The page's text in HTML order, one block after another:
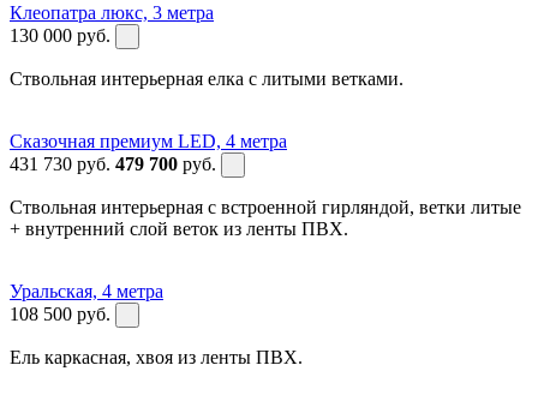
Клеопатра люкс, 3 метра
130 000 руб.
Ствольная интерьерная елка с литыми ветками.
Сказочная премиум LED, 4 метра
431 730 руб. 479 700 руб.
Ствольная интерьерная с встроенной гирляндой, ветки литые
+ внутренний слой веток из ленты ПВХ.
Уральская, 4 метра
108 500 руб.
Ель каркасная, хвоя из ленты ПВХ.